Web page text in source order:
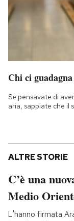
Chi ci
Se pensavate di
aria, sappiate che il
ALTRE STORIE
C’è una
Medio
L'hanno firmata